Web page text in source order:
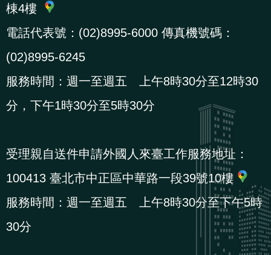
宣
導
區
關
連
結
網
民
文
統
E
回
R
棟4樓
電話代表號：(02)8995-6000 傳真機號碼：
(02)8995-6245
服務時間：週一至週五 上午8時30分至12時30
分，下午1時30分至5時30分
受理親自送件申請外國人來臺工作服務地址：
100413 臺北市中正區中華路一段39號10樓
服務時間：週一至週五 上午8時30分至下午5時
30分